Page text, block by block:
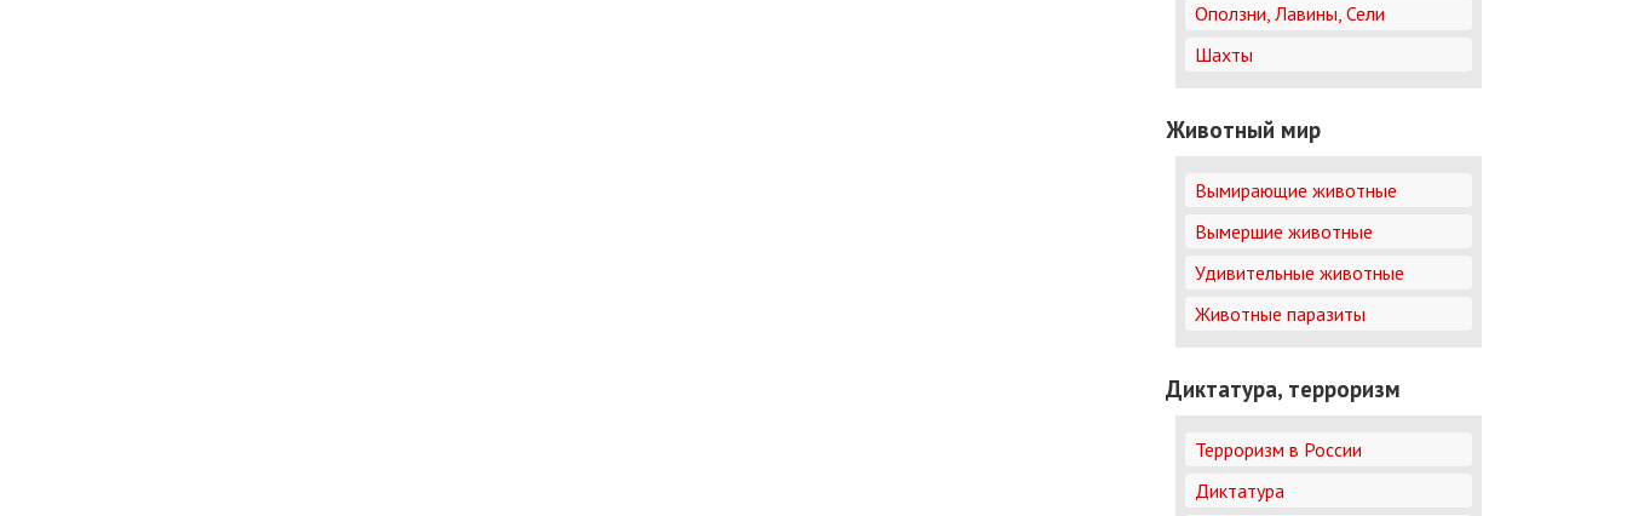
Оползни, Лавины, Сели
Шахты
Животный мир
Вымирающие животные
Вымершие животные
Удивительные животные
Животные паразиты
Диктатура, терроризм
Терроризм в России
Диктатура